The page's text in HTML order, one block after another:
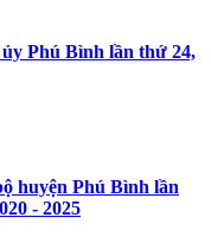
Phú Bình lần thứ 24,
huyện Phú Bình lần
- 2025